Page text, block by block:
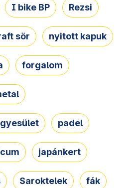
I bike BP Rezsi
sör nyitott kapuk
forgalom
padel
japánkert
Saroktelek fák